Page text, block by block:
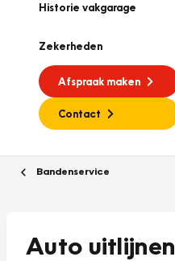
Historie vakgarage
Zekerheden
Afspraak maken
Contact
Bandenservice
Auto uitlijnen